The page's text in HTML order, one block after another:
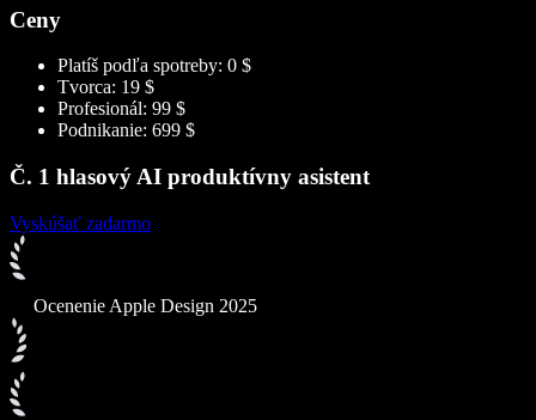
Ceny
Platíš podľa spotreby: 0 $
Tvorca: 19 $
Profesionál: 99 $
Podnikanie: 699 $
Č. 1 hlasový AI produktívny asistent
Vyskúšať zadarmo
Ocenenie Apple Design 2025